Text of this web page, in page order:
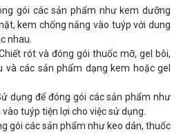
gói các sản phẩm như kem dưỡng
kem chống nắng vào tuýp với dung
nhau.
rót và đóng gói thuốc mỡ, gel bôi,
và các sản phẩm dạng kem hoặc gel
dụng để đóng gói các sản phẩm như
tuýp tiện lợi cho việc sử dụng.
gói các sản phẩm như keo dán, thuốc